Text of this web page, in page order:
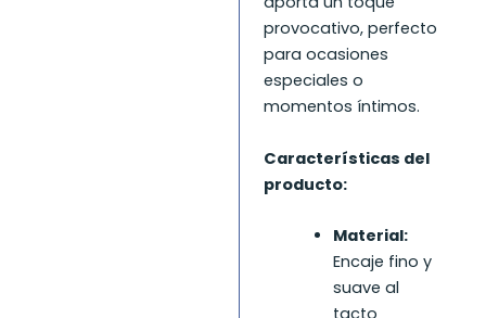
provocativo, perfecto
para ocasiones
especiales o
momentos íntimos.
Características del
producto:
Material:
Encaje fino y
suave al
tacto